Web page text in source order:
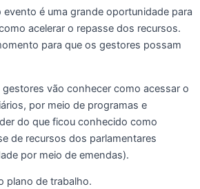
evento é uma grande oportunidade para
acelerar o repasse dos recursos.
para que os gestores possam
gestores vão conhecer como acessar o
por meio de programas e
do que ficou conhecido como
de recursos dos parlamentares
por meio de emendas).
plano de trabalho.